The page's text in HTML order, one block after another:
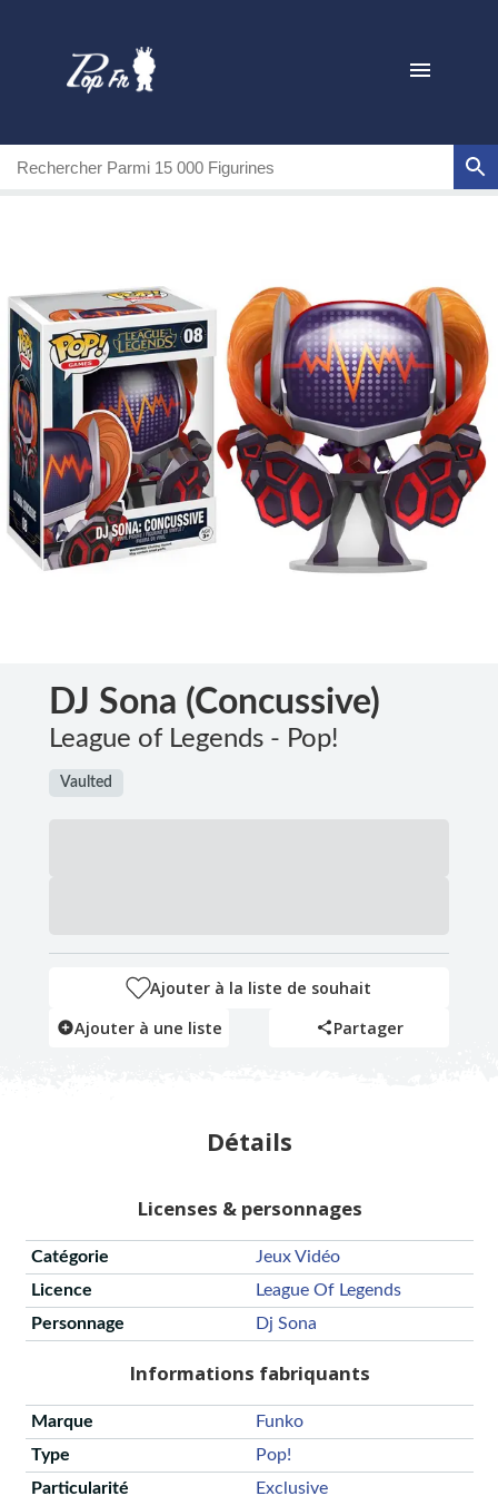
DJ Sona (Concussive)
League of Legends - Pop!
Vaulted
Ajouter à la liste de souhait
Ajouter à une liste
Partager
Détails
Licenses & personnages
Catégorie
Jeux Vidéo
Licence
League Of Legends
Personnage
Dj Sona
Informations fabriquants
Marque
Funko
Type
Pop!
Particularité
Exclusive